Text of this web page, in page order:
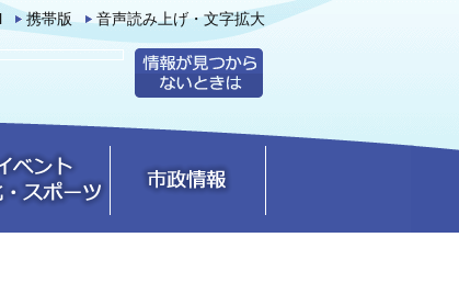
携帯版 音声読み上げ・文字拡大